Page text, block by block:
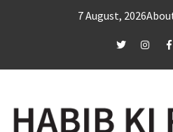
7 August, 2026
twitter